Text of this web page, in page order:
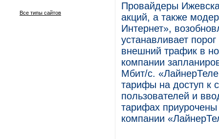
Все типы сайтов
Провайдеры
акций, а также
Интернет»,
устанавливает
внешний трафик в
компании
Мбит/с.
тарифы на доступ к
пользователей и
тарифах
компании